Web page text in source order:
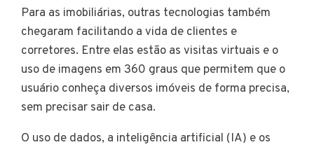
Para as imobiliárias, outras tecnologias também
chegaram facilitando a vida de clientes e
corretores. Entre elas estão as visitas virtuais e o
uso de imagens em 360 graus que permitem que o
usuário conheça diversos imóveis de forma precisa,
sem precisar sair de casa.
O uso de dados, a inteligência artificial (IA) e os